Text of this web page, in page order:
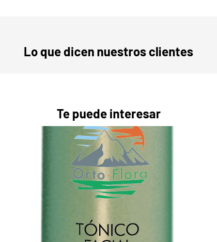
Lo que dicen nuestros clientes
Te puede interesar